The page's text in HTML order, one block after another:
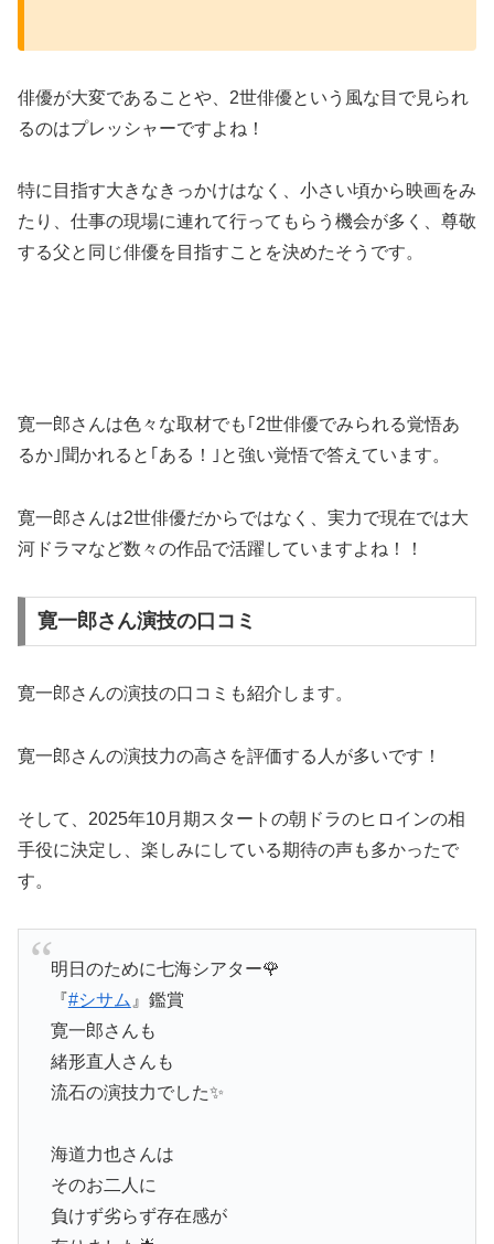
俳優が大変であることや、2世俳優という風な目で見られ
るのはプレッシャーですよね！
特に目指す大きなきっかけはなく、小さい頃から映画をみ
たり、仕事の現場に連れて行ってもらう機会が多く、尊敬
する父と同じ俳優を目指すことを決めたそうです。
寛一郎さんは色々な取材でも｢2世俳優でみられる覚悟あ
るか｣聞かれると｢ある！｣と強い覚悟で答えています。
寛一郎さんは2世俳優だからではなく、実力で現在では大
河ドラマなど数々の作品で活躍していますよね！！
寛一郎さん演技の口コミ
寛一郎さんの演技の口コミも紹介します。
寛一郎さんの演技力の高さを評価する人が多いです！
そして、2025年10月期スタートの朝ドラのヒロインの相
手役に決定し、楽しみにしている期待の声も多かったで
す。
明日のために七海シアター🌹
『#シサム 』鑑賞
寛一郎さんも
緒形直人さんも
流石の演技力でした✨
海道力也さんは
そのお二人に
負けず劣らず存在感が